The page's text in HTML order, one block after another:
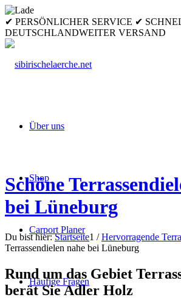
✔ PERSÖNLICHER SERVICE ✔
DEUTSCHLANDWEITER VERSAND
Über uns
Shop
Carport Planer
Häufige Fragen
Schöne
bei Lüneburg
Du bist hier: Startseite1 / Hervorragende
Terrassendielen nahe bei Lüneburg
Rund um das Gebiet
berät Sie Adler Holz